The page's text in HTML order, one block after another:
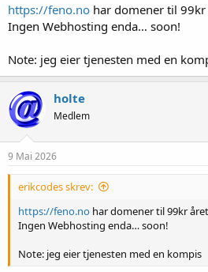
https://feno.no har domener til 99kr
Ingen Webhosting enda… soon!
Note: jeg eier tjenesten med en
holte
Medlem
9 Mai 2026
erikcodes skrev:
https://feno.no har domener til 99kr
Ingen Webhosting enda… soon!
Note: jeg eier tjenesten med en kompis